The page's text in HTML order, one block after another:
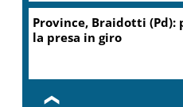
Coin,
piano
❮